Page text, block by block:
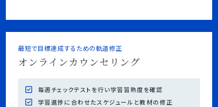
最短で目標達成するための軌道修正
オンラインカウンセリング
毎週チェックテストを行い学習習熟度を確認
学習進捗に合わせたスケジュールと教材の修正